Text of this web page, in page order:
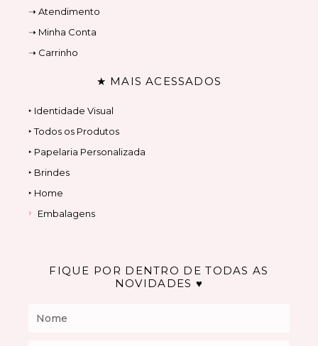
➝ Atendimento
➝ Minha Conta
➝ Carrinho
★ MAIS ACESSADOS
‣ Identidade Visual
‣ Todos os Produtos
‣ Papelaria Personalizada
‣ Brindes
‣ Home
Embalagens
FIQUE POR DENTRO DE TODAS AS
NOVIDADES ♥